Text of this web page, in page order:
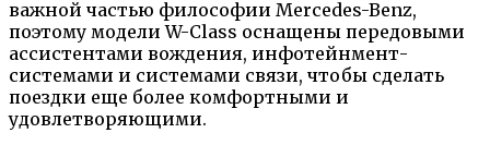
важной частью философии Mercedes-Benz,
поэтому модели W-Class оснащены передовыми
ассистентами вождения, инфотейнмент-
системами и системами связи, чтобы сделать
поездки еще более комфортными и
удовлетворяющими.